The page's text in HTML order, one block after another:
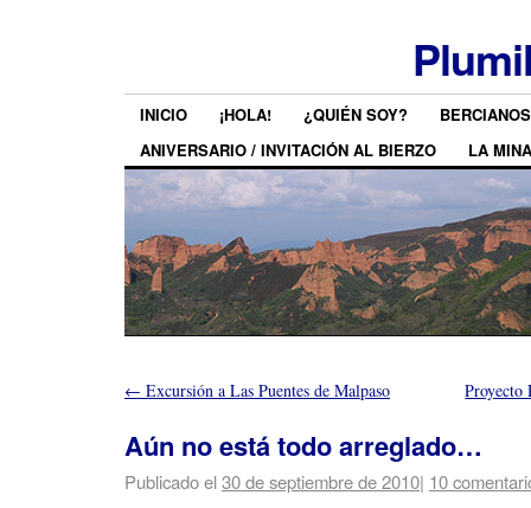
INICIO ¡HOLA! ¿QUIÉN SOY?
ANIVERSARIO / INVITACIÓN AL BIERZO
LA MINA
← Excursión a Las Puentes de Malpaso
Aún no está todo arreglado…
Publicado el30 de septiembre de 2010| 10